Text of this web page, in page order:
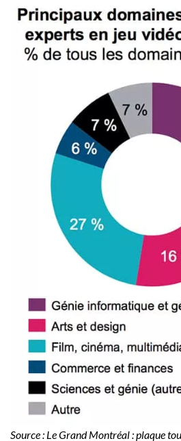
Source : Le Grand Montréal : plaque